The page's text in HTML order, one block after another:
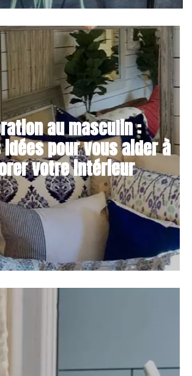
au masculin :
idées pour vous aider à
votre intérieur